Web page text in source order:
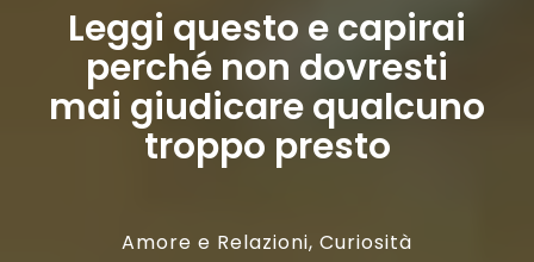
Leggi questo e capirai
perché non dovresti
mai giudicare qualcuno
troppo presto
Amore e Relazioni, Curiosità